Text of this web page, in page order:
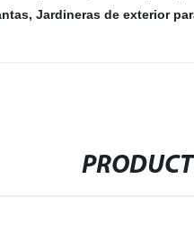
, Jardineras de exterior